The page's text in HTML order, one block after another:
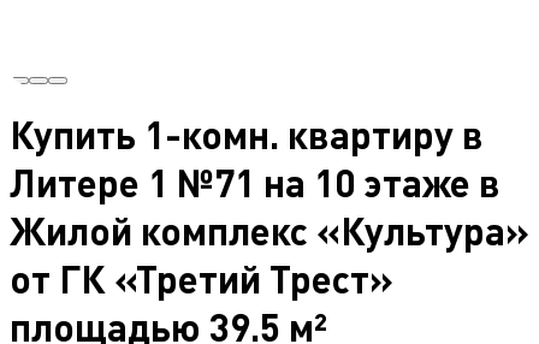
Купить 1-комн. квартиру в
Литере 1 №71 на 10 этаже в
Жилой комплекс «Культура»
от ГК «Третий Трест»
площадью 39.5 м²